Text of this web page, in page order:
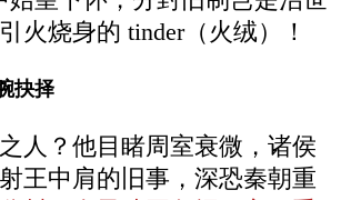
火烧身的 tinder（火绒）！
抉择
人？他目睹周室衰微，诸侯
王中肩的旧事，深恐秦朝重